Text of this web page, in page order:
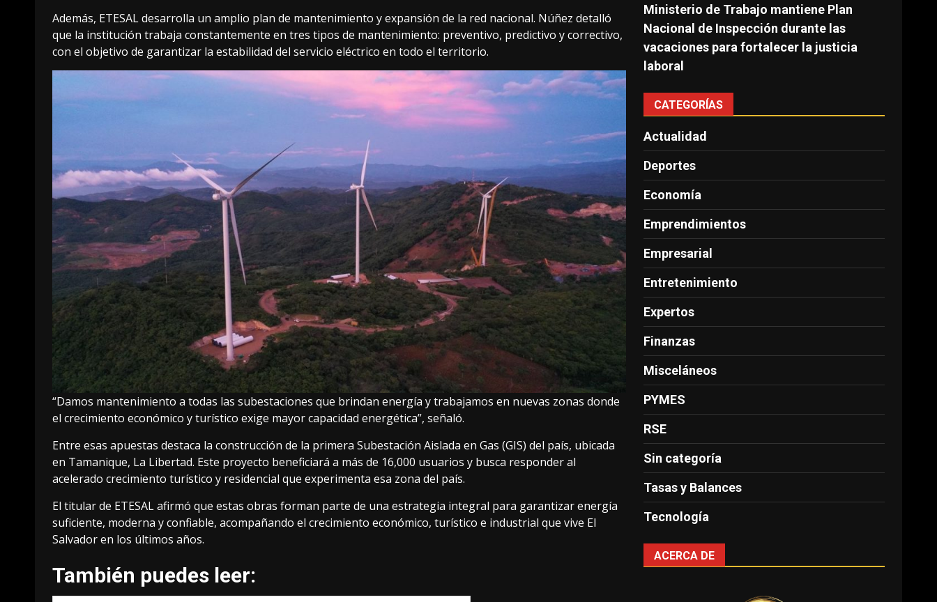
Además, ETESAL desarrolla un amplio plan de mantenimiento y expansión de la red nacional. Núñez detalló
que la institución trabaja constantemente en tres tipos de mantenimiento: preventivo, predictivo y correctivo,
con el objetivo de garantizar la estabilidad del servicio eléctrico en todo el territorio.
“Damos mantenimiento a todas las subestaciones que brindan energía y trabajamos en nuevas zonas donde
el crecimiento económico y turístico exige mayor capacidad energética”, señaló.
Entre esas apuestas destaca la construcción de la primera Subestación Aislada en Gas (GIS) del país, ubicada
en Tamanique, La Libertad. Este proyecto beneficiará a más de 16,000 usuarios y busca responder al
acelerado crecimiento turístico y residencial que experimenta esa zona del país.
El titular de ETESAL afirmó que estas obras forman parte de una estrategia integral para garantizar energía
suficiente, moderna y confiable, acompañando el crecimiento económico, turístico e industrial que vive El
Salvador en los últimos años.
También puedes leer:
Ministerio de Trabajo mantiene Plan
Nacional de Inspección durante las
vacaciones para fortalecer la justicia
laboral
CATEGORÍAS
Actualidad
Deportes
Economía
Emprendimientos
Empresarial
Entretenimiento
Expertos
Finanzas
Misceláneos
PYMES
RSE
Sin categoría
Tasas y Balances
Tecnología
ACERCA DE